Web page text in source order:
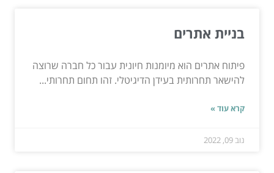
בניית אתרים
פיתוח אתרים הוא מיומנות חיונית עבור כל חברה שרוצה
להישאר תחרותית בעידן הדיגיטלי. זהו תחום תחרותי...
קרא עוד »
נוב 09, 2022